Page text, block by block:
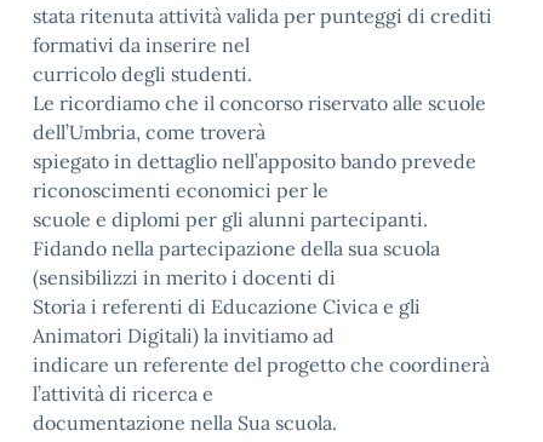
stata ritenuta attività valida per punteggi di crediti
formativi da inserire nel
curricolo degli studenti.
Le ricordiamo che il concorso riservato alle scuole
dell’Umbria, come troverà
spiegato in dettaglio nell’apposito bando prevede
riconoscimenti economici per le
scuole e diplomi per gli alunni partecipanti.
Fidando nella partecipazione della sua scuola
(sensibilizzi in merito i docenti di
Storia i referenti di Educazione Civica e gli
Animatori Digitali) la invitiamo ad
indicare un referente del progetto che coordinerà
l’attività di ricerca e
documentazione nella Sua scuola.